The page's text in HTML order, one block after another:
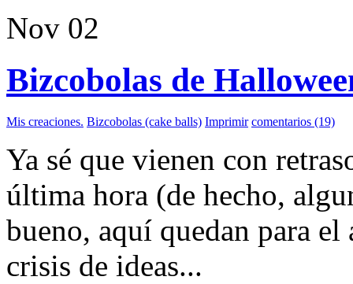
Nov 02
Bizcobolas de
Mis creaciones. Bizcobolas (cake balls) Imprimir comentarios (19)
Ya sé que vienen con
última hora (de hecho,
bueno, aquí quedan para
crisis de ideas...